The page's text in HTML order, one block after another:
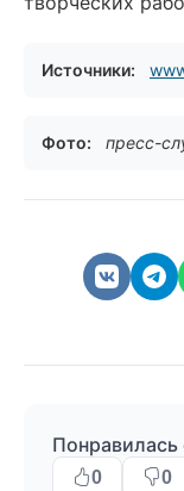
Источники:
Фото: пресс-
Понравилась
0 0